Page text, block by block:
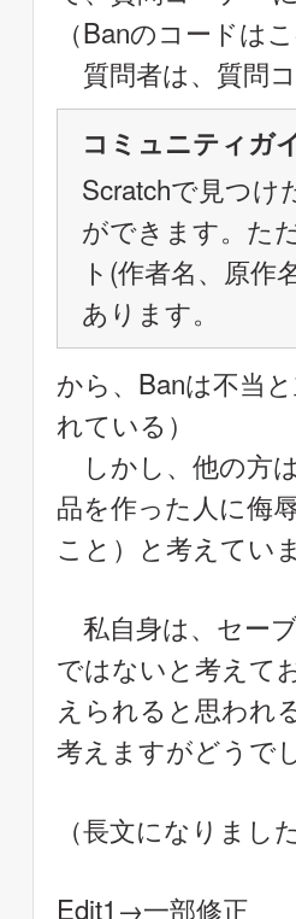
（Banのコードは
質問者は、質問
コミュニティガ
Scratchで見つけ
ができます。た
ト(作者名、原
あります。
から、Banは不当
れている）
しかし、他の方
品を作った人に侮
こと）と考えてい
私自身は、セー
ではないと考えて
えられると思われ
考えますがどうで
（長文になりまし
Edit1→一部修正